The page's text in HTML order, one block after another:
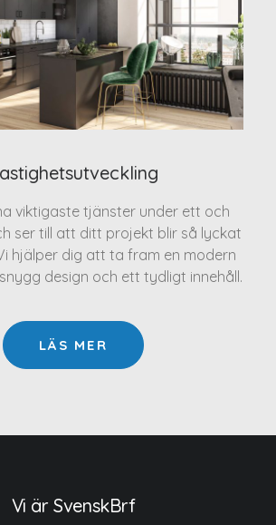
viktigaste tjänster under ett och
ser till att ditt projekt blir så lyckat
hjälper dig att ta fram en modern
design och ett tydligt innehåll.
LÄS MER
Vi är SvenskBrf